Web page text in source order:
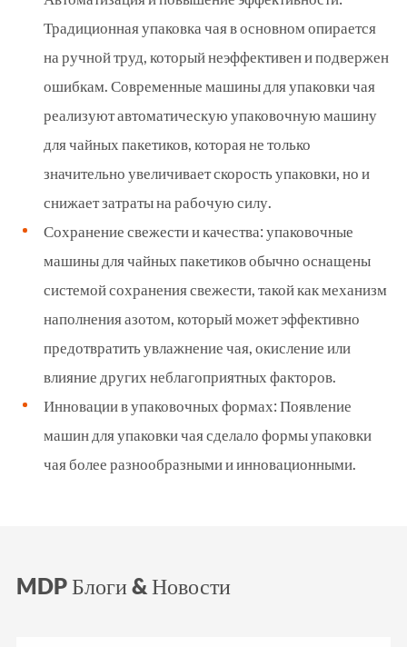
Традиционная упаковка чая в основном опирается
на ручной труд, который неэффективен и подвержен
ошибкам. Современные машины для упаковки чая
реализуют автоматическую упаковочную машину
для чайных пакетиков, которая не только
значительно увеличивает скорость упаковки, но и
снижает затраты на рабочую силу.
Сохранение свежести и качества: упаковочные
машины для чайных пакетиков обычно оснащены
системой сохранения свежести, такой как механизм
наполнения азотом, который может эффективно
предотвратить увлажнение чая, окисление или
влияние других неблагоприятных факторов.
Инновации в упаковочных формах: Появление
машин для упаковки чая сделало формы упаковки
чая более разнообразными и инновационными.
MDP Блоги & Новости